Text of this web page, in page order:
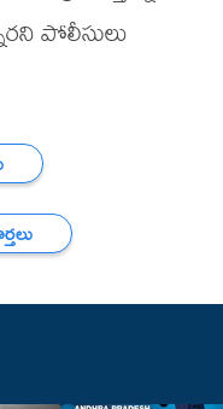
పోలీసులు